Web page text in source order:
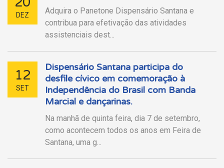
DEZ
Adquira o Panetone Dispensário Santana e
contribua para efetivação das atividades
assistenciais dest...
12
SET
Dispensário Santana participa do
desfile cívico em comemoração à
Independência do Brasil com Banda
Marcial e dançarinas.
Na manhã de quinta feira, dia 7 de setembro,
como acontecem todos os anos em Feira de
Santana, uma g...